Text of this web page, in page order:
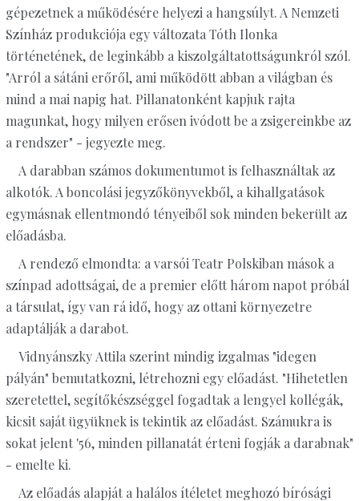
gépezetnek a működésére helyezi a hangsúlyt. A Nemzeti
Színház produkciója egy változata Tóth Ilonka
történetének, de leginkább a kiszolgáltatottságunkról szól.
"Arról a sátáni erőről, ami működött abban a világban és
mind a mai napig hat. Pillanatonként kapjuk rajta
magunkat, hogy milyen erősen ivódott be a zsigereinkbe az
a rendszer" - jegyezte meg.
A darabban számos dokumentumot is felhasználtak az
alkotók. A boncolási jegyzőkönyvekből, a kihallgatások
egymásnak ellentmondó tényeiből sok minden bekerült az
előadásba.
A rendező elmondta: a varsói Teatr Polskiban mások a
színpad adottságai, de a premier előtt három napot próbál
a társulat, így van rá idő, hogy az ottani környezetre
adaptálják a darabot.
Vidnyánszky Attila szerint mindig izgalmas "idegen
pályán" bemutatkozni, létrehozni egy előadást. "Hihetetlen
szeretettel, segítőkészséggel fogadtak a lengyel kollégák,
kicsit saját ügyüknek is tekintik az előadást. Számukra is
sokat jelent '56, minden pillanatát érteni fogják a darabnak"
- emelte ki.
Az előadás alapját a halálos ítéletet meghozó bírósági